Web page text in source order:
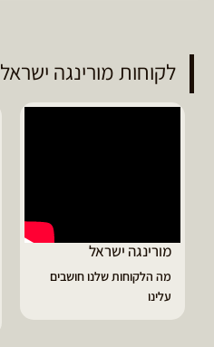
לקוחות מורינגה
מורינגה ישראל
מה הלקוחות שלנו חושבים
עלינו